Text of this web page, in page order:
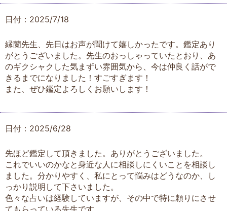
日付：2025/7/18
縁蘭先生、先日はお声が聞けて嬉しかったです。鑑定あり
がとうございました。先生のおっしゃっていたとおり、あ
のギクシャクした気まずい雰囲気から、今は仲良く話がで
きるまでになりました！すごすぎます！
また、ぜひ鑑定よろしくお願いします！
日付：2025/6/28
先ほど鑑定して頂きました。ありがとうございました。
これでいいのかなと身近な人に相談しにくいことを相談し
ました。分かりやすく、私にとって悩みはどうなのか、し
っかり説明して下さいました。
色々な占いは経験していますが、その中で特に頼りにさせ
てもらっている先生です。